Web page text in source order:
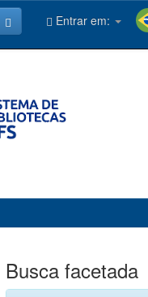
Entrar em:
Busca facetada